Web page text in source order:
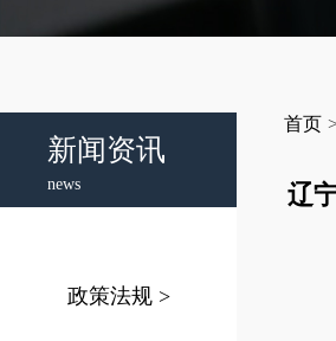
新闻资讯
news
政策法规 >
首页
辽